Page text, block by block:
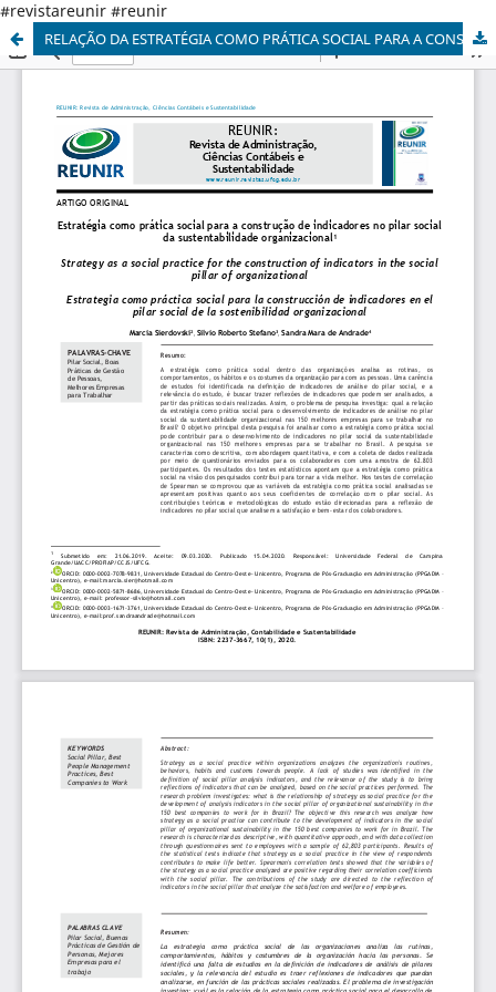
#revistareunir #reunir
RELAÇÃO DA ESTRATÉGIA COMO PRÁTICA SOCIAL PARA A CONSTRUÇÃO DE INDICADORES NO PILAR SOCIAL DA SUSTENTABILIDADE ORGANIZACIONAL